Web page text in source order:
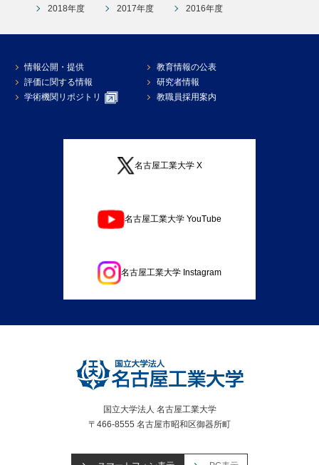
2018年度
2017年度 2016年度
情報公開・提供
教育情報の公表
評価に関する情報
研究者情報
学術機関リポジトリ
教職員採用案内
名古屋工業大学 X
名古屋工業大学 YouTube
名古屋工業大学 Instagram
国立大学法人 名古屋工業大学
〒466-8555 名古屋市昭和区御器所町